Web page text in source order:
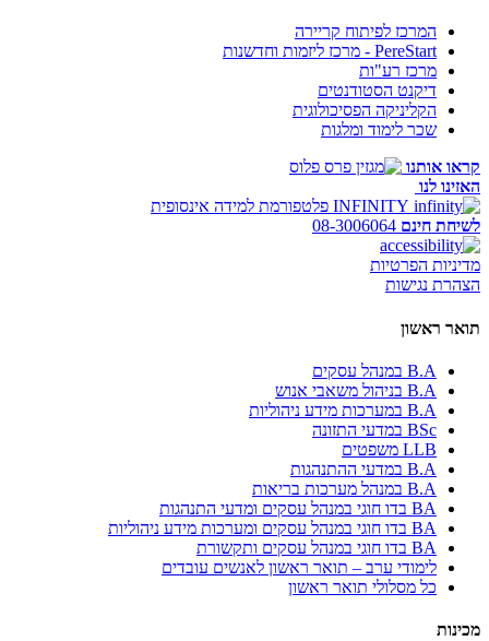
המרכז לפיתוח קריירה
PereStart - מרכז ליזמות וחדשנות
מרכז רע"ות
דיקנט הסטודנטים
הקליניקה הפסיכולוגית
שכר לימוד ומלגות
קראו אותנו
האזינו לנו
INFINITY פלטפורמת למידה אינסופית
לשיחת חינם 08-3006064
מדיניות הפרטיות
הצהרת נגישות
תואר ראשון
B.A במנהל עסקים
B.A בניהול משאבי אנוש
B.A במערכות מידע ניהוליות
BSc במדעי התזונה
LLB משפטים
B.A במדעי ההתנהגות
B.A במנהל מערכות בריאות
BA בדו חוגי במנהל עסקים ומדעי התנהגות
BA בדו חוגי במנהל עסקים ומערכות מידע ניהוליות
BA בדו חוגי במנהל עסקים ותקשורת
לימודי ערב – תואר ראשון לאנשים עובדים
כל מסלולי תואר ראשון
מכינות